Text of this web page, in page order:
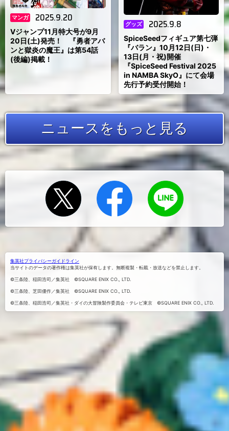
マンガ 2025.9.20
Vジャンプ11月特大号が9月
20日(土)発売！ 『勇者アバ
ンと獄炎の魔王』は第54話
(後編)掲載！
グッズ 2025.9.8
SpiceSeedフィギュア第七弾
『バラン』10月12日(日)・
13日(月・祝)開催
『SpiceSeed Festival 2025
in NAMBA SkyO』にて会場
先行予約受付開始！
ニュースをもっと見る
くる
集英社プライバシーガイドライン
当サイトのデータの著作権は集英社が保有します。無断複製・転載・放送などを禁止します。
©三条陸、稲田浩司／集英社 ©SQUARE ENIX CO., LTD.
©三条陸、芝田優作／集英社 ©SQUARE ENIX CO., LTD.
©三条陸、稲田浩司／集英社・ダイの大冒険製作委員会・テレビ東京 ©SQUARE ENIX CO., LTD.